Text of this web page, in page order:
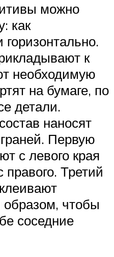
можно
как
горизонтально.
к
необходимую
на бумаге, по
детали.
наносят
Первую
с левого края
правого. Третий
образом, чтобы
соседние